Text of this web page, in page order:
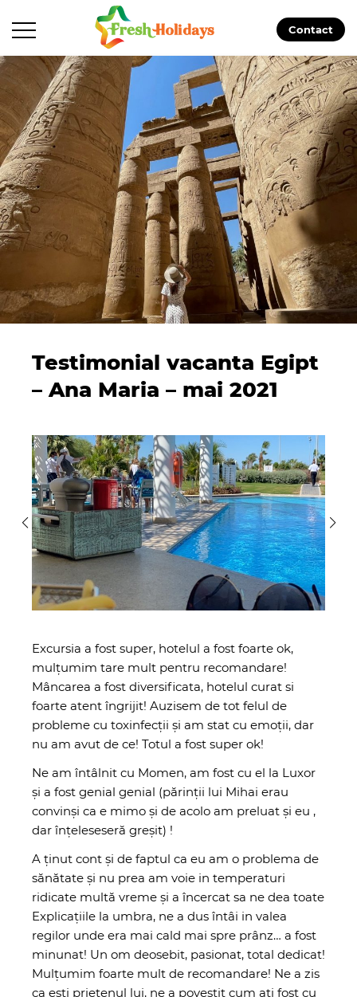
Contact
Testimonial vacanta Egipt
– Ana Maria – mai 2021
Excursia a fost super, hotelul a fost foarte ok,
mulțumim tare mult pentru recomandare!
Mâncarea a fost diversificata, hotelul curat si
foarte atent îngrijit! Auzisem de tot felul de
probleme cu toxinfecții și am stat cu emoții, dar
nu am avut de ce! Totul a fost super ok!
Ne am întâlnit cu Momen, am fost cu el la Luxor
și a fost genial genial (părinții lui Mihai erau
convinși ca e mimo și de acolo am preluat și eu ,
dar înțeleseseră greșit) !
A ținut cont și de faptul ca eu am o problema de
sănătate și nu prea am voie in temperaturi
ridicate multă vreme și a încercat sa ne dea toate
Explicațiile la umbra, ne a dus întâi in valea
regilor unde era mai cald mai spre prânz… a fost
minunat! Un om deosebit, pasionat, total dedicat!
Mulțumim foarte mult de recomandare! Ne a zis
ca ești prietenul lui, ne a povestit cum ați fost cu